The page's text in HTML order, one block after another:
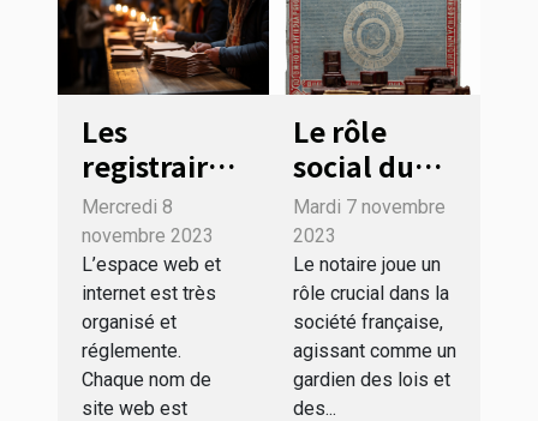
Les
registraires
: à quoi
servent-
ils ?
Mercredi 8
novembre 2023
L’espace web et
internet est très
organisé et
réglemente.
Chaque nom de
site web est
Le rôle
social du
notaire
dans la
société
française
Mardi 7 novembre
2023
Le notaire joue un
rôle crucial dans la
société française,
agissant comme un
gardien des lois et
des...